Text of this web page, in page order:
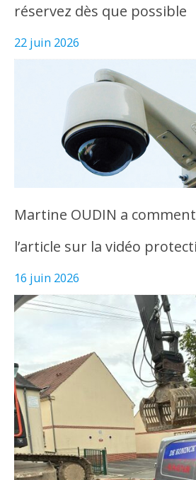
réservez dès que possible
22 juin 2026
Martine OUDIN a
l’article sur la vidéo
16 juin 2026